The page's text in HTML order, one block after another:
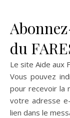
du
Le site Aide aux
Vous pouvez
pour recevoir la
votre adresse
lien dans le